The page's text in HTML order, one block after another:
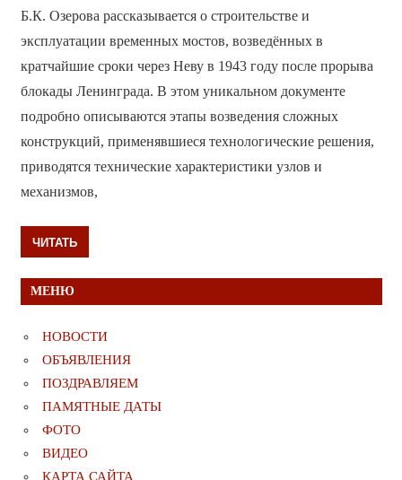
Б.К. Озерова рассказывается о строительстве и
эксплуатации временных мостов, возведённых в
кратчайшие сроки через Неву в 1943 году после прорыва
блокады Ленинграда. В этом уникальном документе
подробно описываются этапы возведения сложных
конструкций, применявшиеся технологические решения,
приводятся технические характеристики узлов и
механизмов,
ЧИТАТЬ
МЕНЮ
НОВОСТИ
ОБЪЯВЛЕНИЯ
ПОЗДРАВЛЯЕМ
ПАМЯТНЫЕ ДАТЫ
ФОТО
ВИДЕО
КАРТА САЙТА